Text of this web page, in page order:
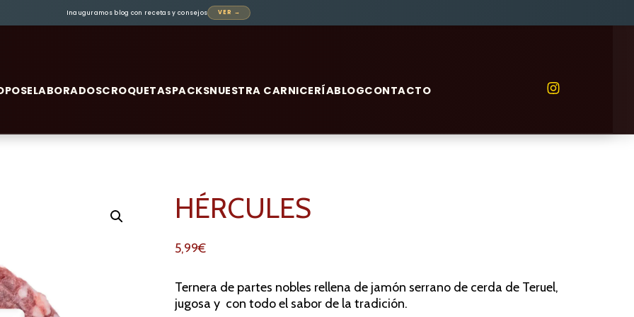
Inauguramos blog con recetas y consejos VER →
ELABORADOSCROQUETASPACKSNUESTRA CARNICERÍABLOGCONTACTO
HÉRCULES
5,99€
Ternera de partes nobles rellena de jamón serrano de cerda de Teruel,
jugosa y con todo el sabor de la tradición.